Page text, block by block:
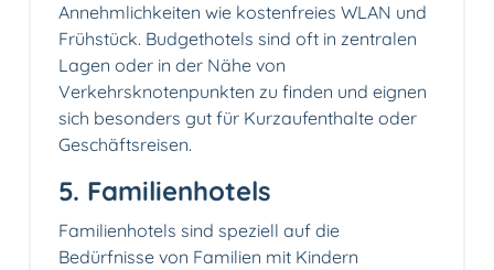
Annehmlichkeiten wie kostenfreies WLAN und
Frühstück. Budgethotels sind oft in zentralen
Lagen oder in der Nähe von
Verkehrsknotenpunkten zu finden und eignen
sich besonders gut für Kurzaufenthalte oder
Geschäftsreisen.
5. Familienhotels
Familienhotels sind speziell auf die
Bedürfnisse von Familien mit Kindern